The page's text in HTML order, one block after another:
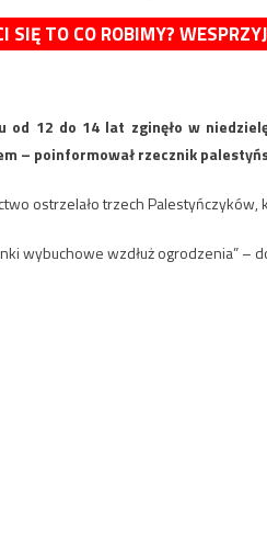
SIĘ TO CO ROBIMY?
od 12 do 14 lat zginęło w
– poinformował rzecznik
ostrzelało trzech Palestyńczyków,
wybuchowe wzdłuż ogrodzenia” –